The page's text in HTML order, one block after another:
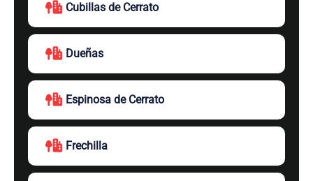
Cubillas de Cerrato
Dueñas
Espinosa de Cerrato
Frechilla